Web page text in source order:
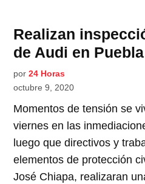
Realizan
de Audi en Puebla
por 24 Horas
octubre 9, 2020
Momentos de tensión se
viernes en las
luego que directivos y
elementos de protección
José Chiapa, realizaran